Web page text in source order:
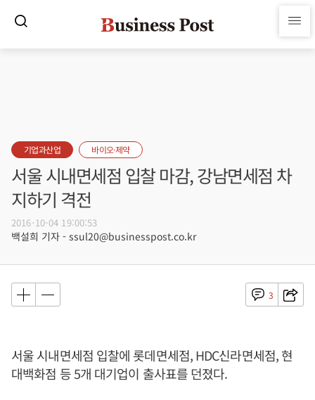
기업과산업 바이오·제약
서울 시내면세점 입찰 마감, 강남면세점 차
지하기 격전
2016-10-04 19:00:53
백설희 기자 - ssul20@businesspost.co.kr
3
서울 시내면세점 입찰에 롯데면세점, HDC신라면세점, 현
대백화점 등 5개 대기업이 출사표를 던졌다.